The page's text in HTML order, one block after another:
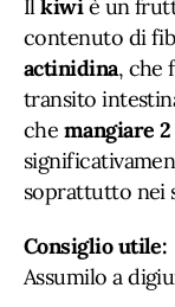
Ilkiwiè un
contenuto di
actinidina, che
transito
che mangiare
soprattutto nei
Consiglio utile:
Assumilo a